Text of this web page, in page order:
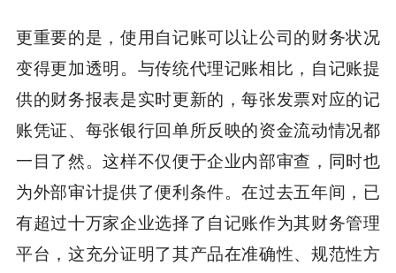
更重要的是，使用自记账可以让公司的财务状况
变得更加透明。与传统代理记账相比，自记账提
供的财务报表是实时更新的，每张发票对应的记
账凭证、每张银行回单所反映的资金流动情况都
一目了然。这样不仅便于企业内部审查，同时也
为外部审计提供了便利条件。在过去五年间，已
有超过十万家企业选择了自记账作为其财务管理
平台，这充分证明了其产品在准确性、规范性方